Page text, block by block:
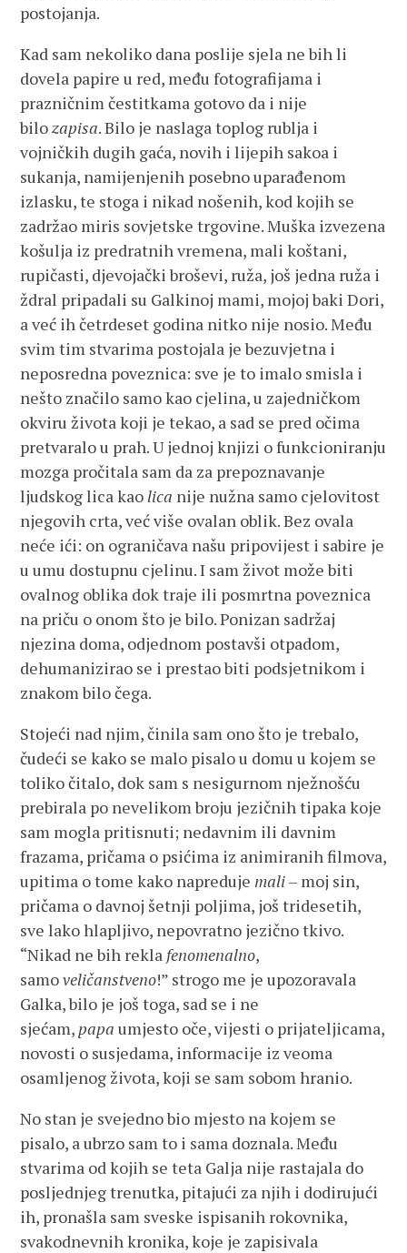
postojanja.
Kad sam nekoliko dana poslije sjela ne bih li
dovela papire u red, među fotografijama i
prazničnim čestitkama gotovo da i nije
bilozapisa. Bilo je naslaga toplog rublja i
vojničkih dugih gaća, novih i lijepih sakoa i
sukanja, namijenjenih posebno uparađenom
izlasku, te stoga i nikad nošenih, kod kojih se
zadržao miris sovjetske trgovine. Muška izvezena
košulja iz predratnih vremena, mali koštani,
rupičasti, djevojački broševi, ruža, još jedna ruža i
ždral pripadali su Galkinoj mami, mojoj baki Dori,
a već ih četrdeset godina nitko nije nosio. Među
svim tim stvarima postojala je bezuvjetna i
neposredna poveznica: sve je to imalo smisla i
nešto značilo samo kao cjelina, u zajedničkom
okviru života koji je tekao, a sad se pred očima
pretvaralo u prah. U jednoj knjizi o funkcioniranju
mozga pročitala sam da za prepoznavanje
ljudskog lica kao lica nije nužna samo cjelovitost
njegovih crta, već više ovalan oblik. Bez ovala
neće ići: on ograničava našu pripovijest i sabire je
u umu dostupnu cjelinu. I sam život može biti
ovalnog oblika dok traje ili posmrtna poveznica
na priču o onom što je bilo. Ponizan sadržaj
njezina doma, odjednom postavši otpadom,
dehumanizirao se i prestao biti podsjetnikom i
znakom bilo čega.
Stojeći nad njim, činila sam ono što je trebalo,
čudeći se kako se malo pisalo u domu u kojem se
toliko čitalo, dok sam s nesigurnom nježnošću
prebirala po nevelikom broju jezičnih tipaka koje
sam mogla pritisnuti; nedavnim ili davnim
frazama, pričama o psićima iz animiranih filmova,
upitima o tome kako napreduje mali– moj sin,
pričama o davnoj šetnji poljima, još tridesetih,
sve lako hlapljivo, nepovratno jezično tkivo.
“Nikad ne bih rekla fenomenalno,
samoveličanstveno!” strogo me je upozoravala
Galka, bilo je još toga, sad se i ne
sjećam, papa umjesto oče, vijesti o prijateljicama,
novosti o susjedama, informacije iz veoma
osamljenog života, koji se sam sobom hranio.
No stan je svejedno bio mjesto na kojem se
pisalo, a ubrzo sam to i sama doznala. Među
stvarima od kojih se teta Galja nije rastajala do
posljednjeg trenutka, pitajući za njih i dodirujući
ih, pronašla sam sveske ispisanih rokovnika,
svakodnevnih kronika, koje je zapisivala